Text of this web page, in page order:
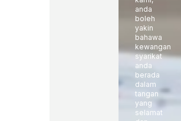
anda
boleh
yakin
bahawa
kewangan
syarikat
anda
berada
dalam
tangan
yang
selamat